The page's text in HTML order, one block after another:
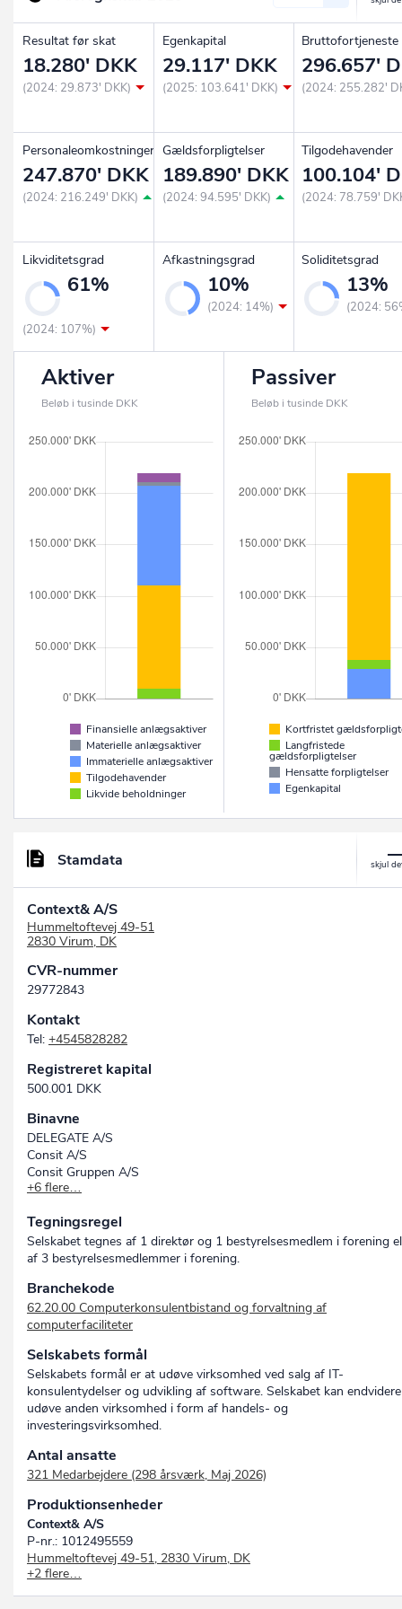
Resultat før skat
18.280' DKK
(2024: 29.873' DKK)
Egenkapital
29.117' DKK
(2025: 103.641' DKK)
Bruttofortjeneste
296.657'
(2024: 255.282'
Personaleomkostninger
247.870' DKK
(2024: 216.249' DKK)
Gældsforpligtelser
189.890' DKK
(2024: 94.595' DKK)
Tilgodehavender
100.104'
(2024: 78.759'
Likviditetsgrad
61%
(2024: 107%)
Afkastningsgrad
10%
(2024: 14%)
Soliditetsgrad
13%
(2024:
Aktiver
Beløb i tusinde DKK
Finansielle anlægsaktiver
Materielle anlægsaktiver
Immaterielle anlægsaktiver
Tilgodehavender
Likvide beholdninger
Passiver
Beløb i tusinde DKK
Kortfristet
Langfristede
gældsforpligtelser
Hensatte forpligtelser
Egenkapital
Stamdata
Context& A/S
Hummeltoftevej 49-51
2830 Virum, DK
CVR-nummer
29772843
Kontakt
Tel: +4545828282
Registreret kapital
500.001 DKK
Binavne
DELEGATE A/S
Consit A/S
Consit Gruppen A/S
Dynateam A/S
Global Solutions 365 A/S
Ivin Analytics A/S
PC Software A/S
+6 flere…
Tegningsregel
Selskabet tegnes af 1 direktør og 1 bestyrelsesmedlem i forening
af 3 bestyrelsesmedlemmer i forening.
Branchekode
62.20.00 Computerkonsulentbistand og forvaltning af
computerfaciliteter
Selskabets formål
Selskabets formål er at udøve virksomhed ved salg af IT-
konsulentydelser og udvikling af software. Selskabet kan endvidere
udøve anden virksomhed i form af handels- og
investeringsvirksomhed.
Antal ansatte
321 Medarbejdere (298 årsværk, Maj 2026)
Produktionsenheder
Context& A/S
P-nr.: 1012495559
Hummeltoftevej 49-51, 2830 Virum, DK
Context& A/S
P-nr.: 1022609617
+2 flere…